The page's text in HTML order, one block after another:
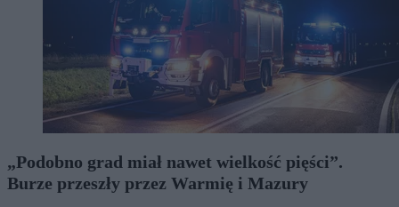
„Podobno grad miał nawet wielkość pięści”.
Burze przeszły przez Warmię i Mazury